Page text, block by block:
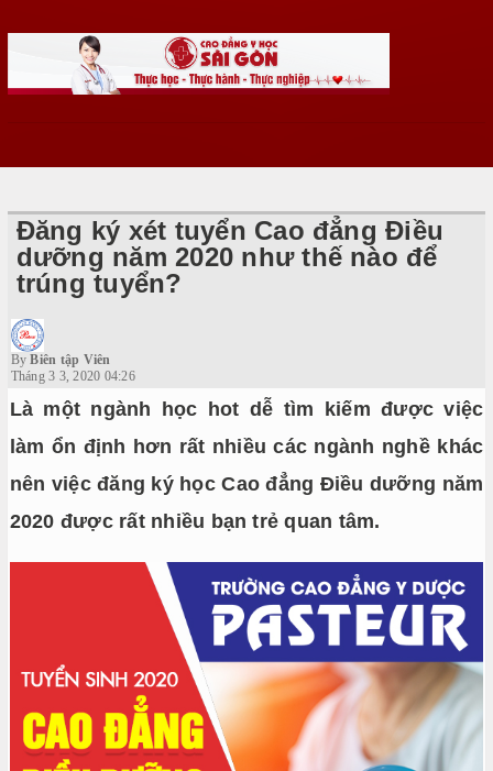
Đăng ký xét tuyển Cao đẳng Điều
dưỡng năm 2020 như thế nào để
trúng tuyển?
ByBiên tập Viên
Tháng 3 3, 2020 04:26
Là một ngành học hot dễ tìm kiếm được việc
làm ổn định hơn rất nhiều các ngành nghề khác
nên việc đăng ký học Cao đẳng Điều dưỡng năm
2020 được rất nhiều bạn trẻ quan tâm.